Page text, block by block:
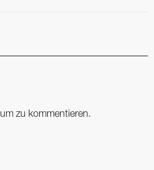
um zu kommentieren.